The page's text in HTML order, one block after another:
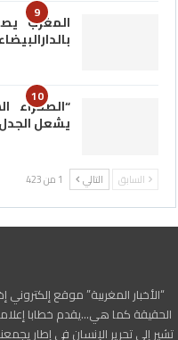
9
المغرب
10
“الصحراء
يشعل
السابق التالي 1 من 423
“الأخبار المغربية” موقع
الحقيقة كما هي…يقدم خطابا
تشير إلى تحرير الإنسان في إطار